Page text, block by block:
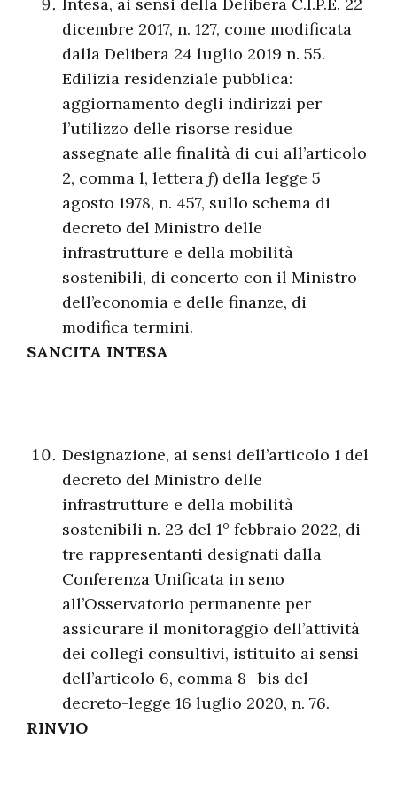
dicembre 2017, n. 127, come modificata
dalla Delibera 24 luglio 2019 n. 55.
Edilizia residenziale pubblica:
aggiornamento degli indirizzi per
l’utilizzo delle risorse residue
assegnate alle finalità di cui all’articolo
2, comma l, lettera f) della legge 5
agosto 1978, n. 457, sullo schema di
decreto del Ministro delle
infrastrutture e della mobilità
sostenibili, di concerto con il Ministro
dell’economia e delle finanze, di
modifica termini.
SANCITA INTESA
Designazione, ai sensi dell’articolo 1 del
decreto del Ministro delle
infrastrutture e della mobilità
sostenibili n. 23 del 1° febbraio 2022, di
tre rappresentanti designati dalla
Conferenza Unificata in seno
all’Osservatorio permanente per
assicurare il monitoraggio dell’attività
dei collegi consultivi, istituito ai sensi
dell’articolo 6, comma 8- bis del
decreto-legge 16 luglio 2020, n. 76.
RINVIO